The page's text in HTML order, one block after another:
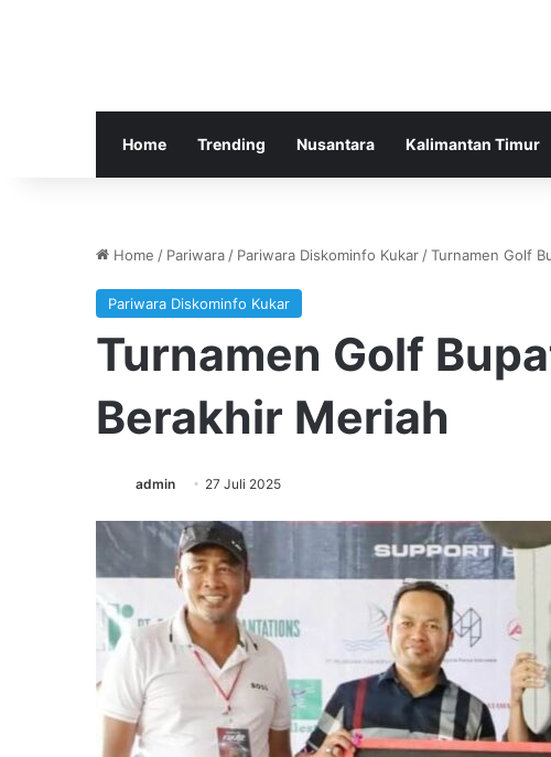
Home Trending Nusantara Kalimantan Timur
Home / Pariwara / Pariwara Diskominfo Kukar /Turnamen Golf
Pariwara Diskominfo Kukar
Turnamen Golf
Berakhir Meriah
admin 27 Juli 2025